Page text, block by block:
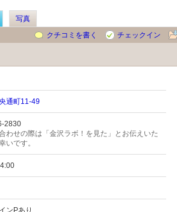
写真
クチコミを書く
チェックイン
通町11-49
2830
わせの際は「金沢ラボ！を見た」とお伝えいた
いです。
ンPあり